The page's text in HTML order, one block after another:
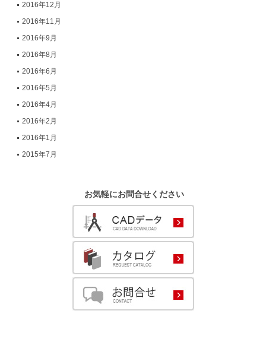
2016年12月
2016年11月
2016年9月
2016年8月
2016年6月
2016年5月
2016年4月
2016年2月
2016年1月
2015年7月
お気軽にお問合せください